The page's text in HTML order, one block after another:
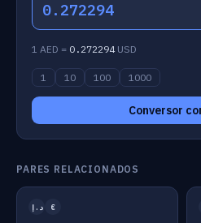
0.272294
1 AED = 0.272294USD
1 10 100 1000
Conversor
PARES RELACIONADOS
د.إ €